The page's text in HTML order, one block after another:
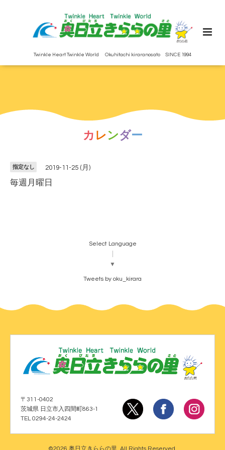
Twinkle Heart Twinkle World Okuhitachi kiraranosato SINCE 1994
カ レンダー
指定なし 2019-11-25 (月)
毎週月曜日
Select Language
▼
Tweets by oku_kirara
〒311-0402
茨城県 日立市入四間町863-1
TEL 0294-24-2424